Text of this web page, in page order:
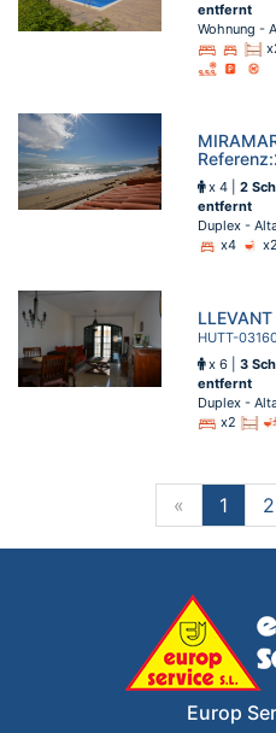
entfernt
Wohnung -
x 4 |2
entfernt
Duplex -
x4
HUTT-
x 6 |3
entfernt
Duplex -
x2
« 1 2
Europ